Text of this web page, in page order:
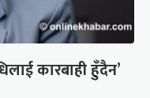
कारबाही हुँदैन’